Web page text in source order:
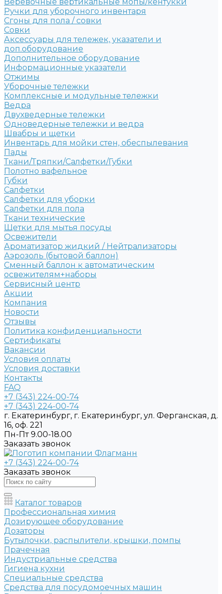
Ручки для уборочного инвентаря
Сгоны для пола / совки
Совки
Аксессуары для тележек, указатели и
доп.оборудование
Дополнительное оборудование
Информационные указатели
Отжимы
Уборочные тележки
Комплексные и модульные тележки
Ведра
Двухведерные тележки
Одноведерные тележки и ведра
Швабры и щетки
Инвентарь для мойки стен, обеспылевания
Пады
Ткани/Тряпки/Салфетки/Губки
Полотно вафельное
Губки
Салфетки
Салфетки для уборки
Салфетки для пола
Ткани технические
Щетки для мытья посуды
Освежители
Ароматизатор жидкий / Нейтрализаторы
Аэрозоль (бытовой баллон)
Сменный баллон к автоматическим
освежителям+наборы
Сервисный центр
Акции
Компания
Новости
Отзывы
Политика конфиденциальности
Сертификаты
Вакансии
Условия оплаты
Условия доставки
Контакты
FAQ
+7 (343) 224-00-74
+7 (343) 224-00-74
г. Екатеринбург, г. Екатеринбург, ул. Ферганская, д.
16, оф. 221
Пн-Пт 9.00-18.00
Заказать звонок
+7 (343) 224-00-74
Заказать звонок
Каталог товаров
Профессиональная химия
Дозирующее оборудование
Дозаторы
Бутылочки, распылители, крышки, помпы
Прачечная
Индустриальные средства
Гигиена кухни
Специальные средства
Средства для посудомоечных машин